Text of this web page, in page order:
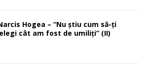
Hogea – “Nu știu cum să-ți
cât am fost de umiliți” (II)